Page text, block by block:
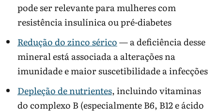
pode ser relevante para mulheres com
resistência insulínica ou pré-diabetes
Redução do zinco sérico— a deficiência desse
mineral está associada a alterações na
imunidade e maior suscetibilidade a infecções
Depleção de nutrientes, incluindo vitaminas
do complexo B (especialmente B6, B12 e ácido